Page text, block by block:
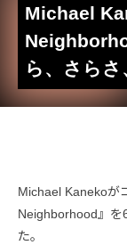
Michael
ら、さら
Michael Kanekoが
Neighborhood』を
た。